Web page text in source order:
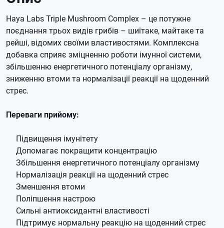
Haya Labs Triple Mushroom Complex – це потужне
поєднання трьох видів грибів – шиїтаке, майтаке та
рейші, відомих своїми властивостями. Комплексна
добавка сприяє зміцненню роботи імунної системи,
збільшенню енергетичного потенціалу організму,
зниженню втоми та нормалізації реакції на щоденний
стрес.
Переваги прийому:
Підвищення імунітету
Допомагає покращити концентрацію
Збільшення енергетичного потенціалу організму
Нормалізація реакції на щоденний стрес
Зменшення втоми
Поліпшення настрою
Сильні антиоксидантні властивості
Підтримує нормальну реакцію на щоденний стрес